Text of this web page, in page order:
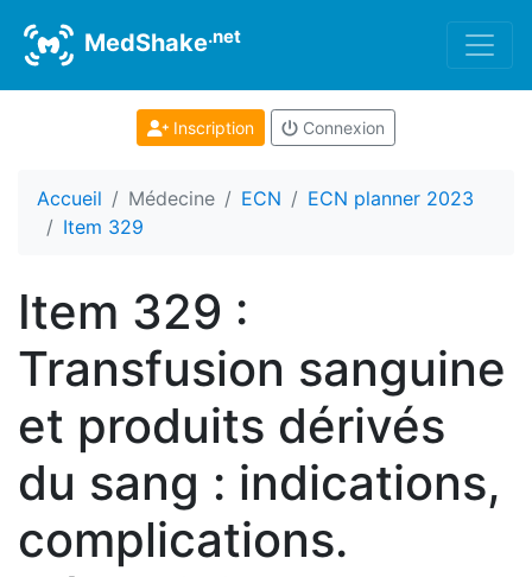
MedShake.net
Inscription Connexion
Accueil Médecine ECN
ECN planner 2023
Item 329
Item 329 :
Transfusion sanguine
et produits dérivés
du sang : indications,
complications.